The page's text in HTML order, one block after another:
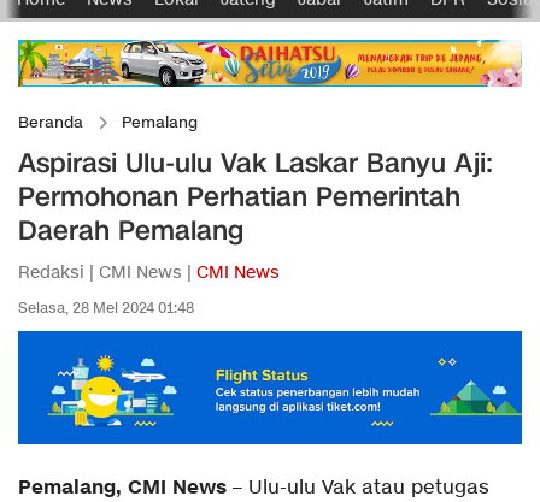
Beranda Pemalang
Aspirasi Ulu-ulu Vak Laskar Banyu Aji:
Permohonan Perhatian Pemerintah
Daerah Pemalang
Redaksi | CMI News | CMI News
Selasa, 28 Mei 2024 01:48
Pemalang, CMI News – Ulu-ulu Vak atau petugas